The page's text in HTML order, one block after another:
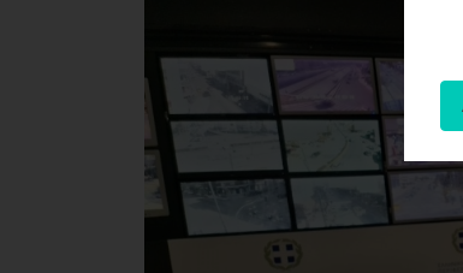
ΕΦΗΜΕΡΙΔΕΣ
OΔΗΓΟΣ
ΑΓΟΡΑΣ
ΑΠΟΣΤΟΛΗ